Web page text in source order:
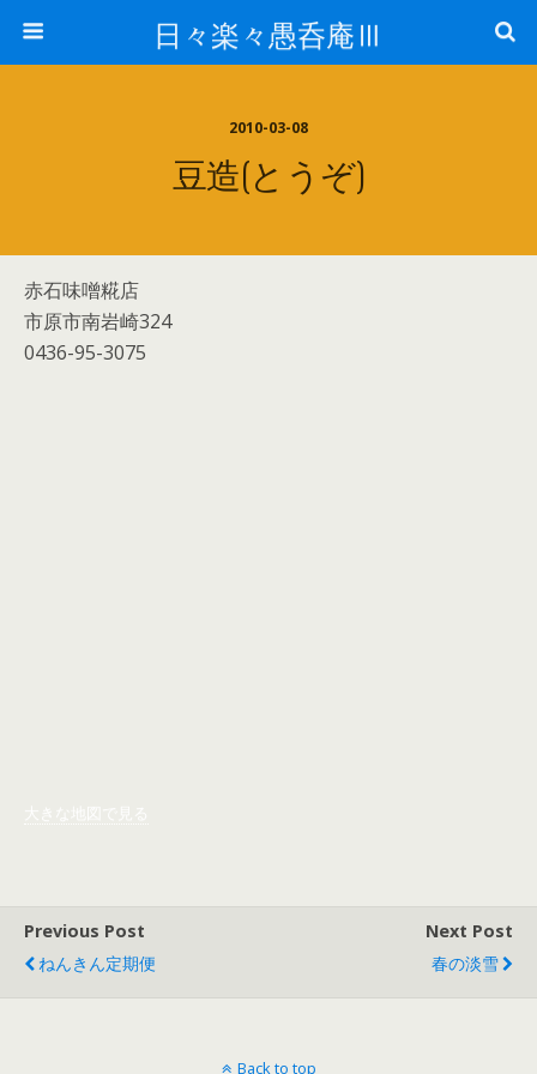
日々楽々愚呑庵Ⅲ
2010-03-08
豆造(とうぞ)
赤石味噌糀店
市原市南岩崎324
0436-95-3075
大きな地図で見る
Previous Post
ねんきん定期便
Next Post
春の淡雪
Back to top